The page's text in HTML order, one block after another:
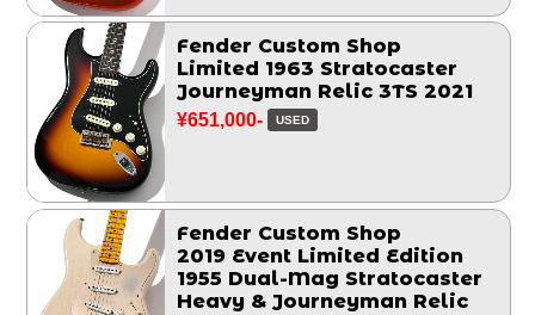
Fender Custom Shop
Limited 1963 Stratocaster
Journeyman Relic 3TS 2021
¥651,000- USED
Fender Custom Shop
2019 Event Limited Edition
1955 Dual-Mag Stratocaster
Heavy & Journeyman Relic